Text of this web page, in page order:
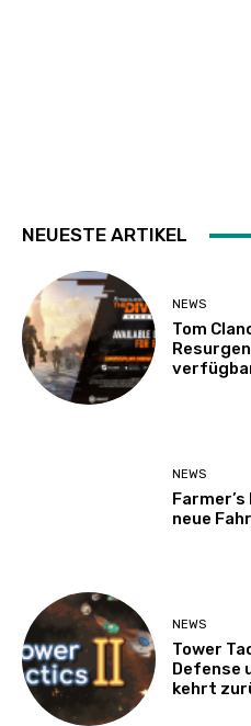
NEUESTE ARTIKEL
NEWS
Tom
NEWS
neue
NEWS
Tower
Defense
kehrt